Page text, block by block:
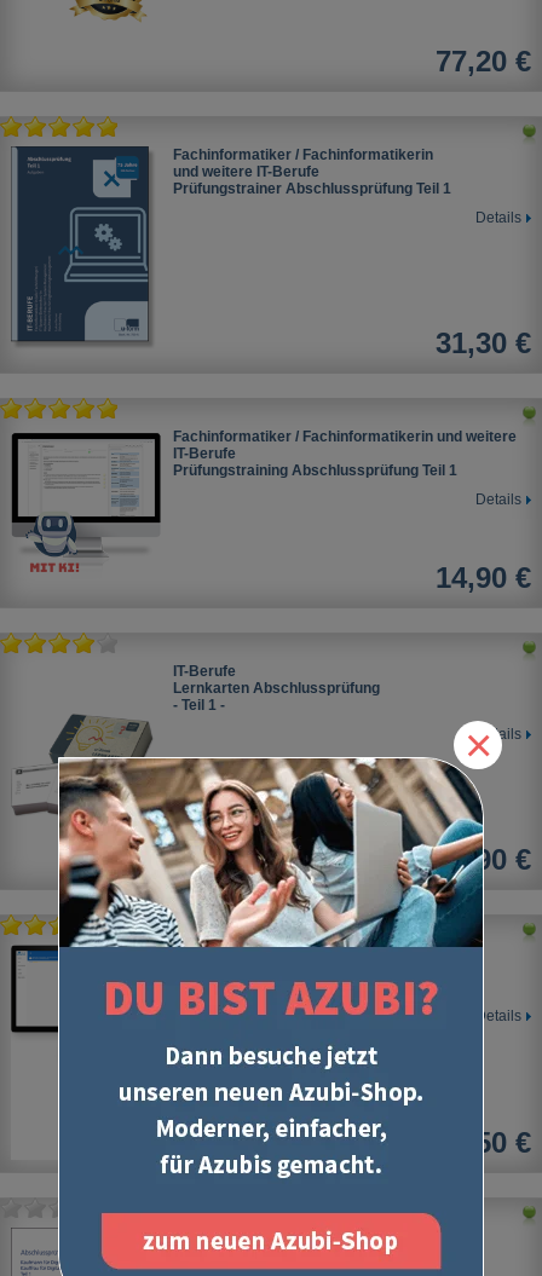
77,20 €
Fachinformatiker / Fachinformatikerin
und weitere IT-Berufe
Prüfungstrainer Abschlussprüfung Teil 1
Details
31,30 €
Fachinformatiker / Fachinformatikerin und weitere
IT-Berufe
Prüfungstraining Abschlussprüfung Teil 1
Details
14,90 €
IT-Berufe
Lernkarten Abschlussprüfung
- Teil 1 -
Details
17,90 €
Details
5,50 €
Kaufmann / Kauffrau für
Digitalisierungsmanagement
IHK-Abschlussprüfung Teil 1
×